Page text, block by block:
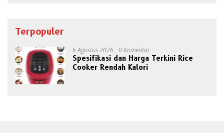
Terpopuler
6 Agustus 2026 0 Komentar
Spesifikasi dan Harga Terkini Rice
Cooker Rendah Kalori